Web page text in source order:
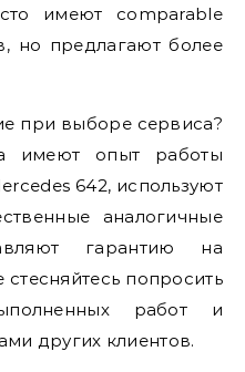
имеют comparable
но предлагают более
при выборе сервиса?
имеют опыт работы
642, используют
аналогичные
гарантию на
попросить
работ и
других клиентов.